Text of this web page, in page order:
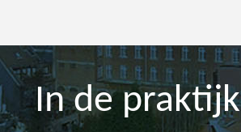
In de praktijk